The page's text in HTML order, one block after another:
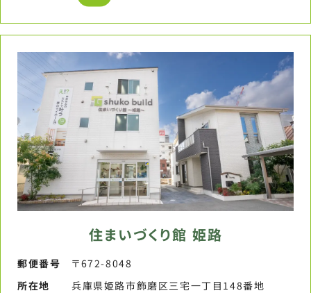
住まいづくり館 姫路
郵便番号​
〒672-8048
所在地
兵庫県姫路市飾磨区三宅一丁目148番地